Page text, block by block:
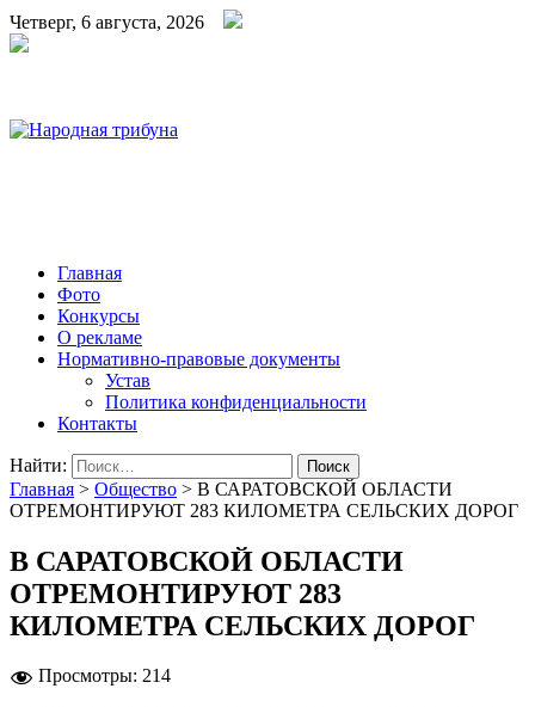
Четверг, 6 августа, 2026
Главная
Фото
Конкурсы
О рекламе
Нормативно-правовые документы
Устав
Политика конфиденциальности
Контакты
Найти:
Главная > Общество > В САРАТОВСКОЙ ОБЛАСТИ
ОТРЕМОНТИРУЮТ 283 КИЛОМЕТРА СЕЛЬСКИХ ДОРОГ
В САРАТОВСКОЙ ОБЛАСТИ
ОТРЕМОНТИРУЮТ 283
КИЛОМЕТРА СЕЛЬСКИХ ДОРОГ
Просмотры: 214